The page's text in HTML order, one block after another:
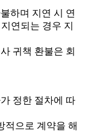
하며 지연 시 연
연되는 경우 지
귀책 환불은 회
정한 절차에 따
적으로 계약을 해